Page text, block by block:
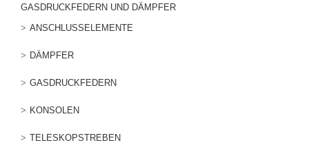
GASDRUCKFEDERN UND DÄMPFER
ANSCHLUSSELEMENTE
DÄMPFER
GASDRUCKFEDERN
KONSOLEN
TELESKOPSTREBEN